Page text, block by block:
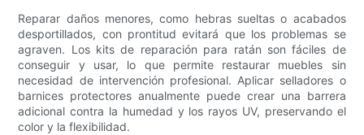
Reparar daños menores, como hebras sueltas o acabados
desportillados, con prontitud evitará que los problemas se
agraven. Los kits de reparación para ratán son fáciles de
conseguir y usar, lo que permite restaurar muebles sin
necesidad de intervención profesional. Aplicar selladores o
barnices protectores anualmente puede crear una barrera
adicional contra la humedad y los rayos UV, preservando el
color y la flexibilidad.